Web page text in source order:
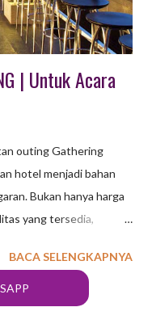
Jawa Ba...
| Untuk Acara
outing Gathering
hotel menjadi bahan
Bukan hanya harga
yang tersedia,
saat ini
Hotel, mulai dari Hotel
untuk memenuhi
BACA SELENGKAPNYA